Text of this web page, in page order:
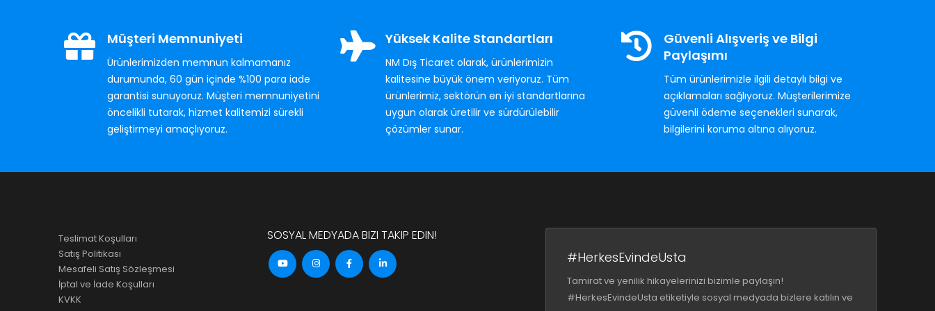
Müşteri Memnuniyeti
Ürünlerimizden memnun kalmamanız
durumunda, 60 gün içinde %100 para iade
garantisi sunuyoruz. Müşteri memnuniyetini
öncelikli tutarak, hizmet kalitemizi sürekli
geliştirmeyi amaçlıyoruz.
Yüksek Kalite Standartları
NM Dış Ticaret olarak, ürünlerimizin
kalitesine büyük önem veriyoruz. Tüm
ürünlerimiz, sektörün en iyi standartlarına
uygun olarak üretilir ve sürdürülebilir
çözümler sunar.
Güvenli Alışveriş ve Bilgi
Paylaşımı
Tüm ürünlerimizle ilgili detaylı bilgi ve
açıklamaları sağlıyoruz. Müşterilerimize
güvenli ödeme seçenekleri sunarak,
bilgilerini koruma altına alıyoruz.
Teslimat Koşulları
Satış Politikası
Mesafeli Satış Sözleşmesi
İptal ve İade Koşulları
KVKK
SOSYAL MEDYADA BIZI TAKIP EDIN!
#HerkesEvindeUsta
Tamirat ve yenilik hikayelerinizi bizimle paylaşın!
#HerkesEvindeUsta etiketiyle sosyal medyada bizlere katılın ve